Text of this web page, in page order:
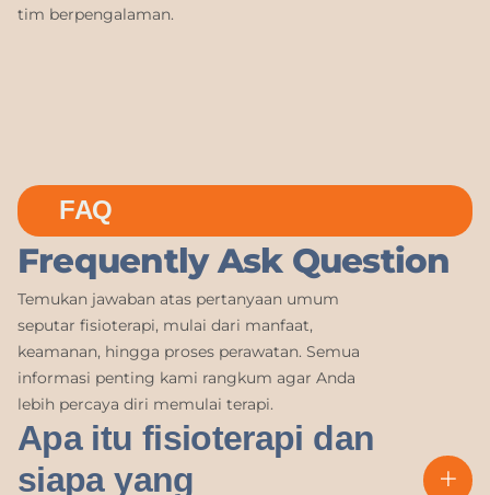
tim berpengalaman.
FAQ
Frequently Ask Question
Temukan jawaban atas pertanyaan umum
seputar fisioterapi, mulai dari manfaat,
keamanan, hingga proses perawatan. Semua
informasi penting kami rangkum agar Anda
lebih percaya diri memulai terapi.
Apa itu fisioterapi dan
siapa yang